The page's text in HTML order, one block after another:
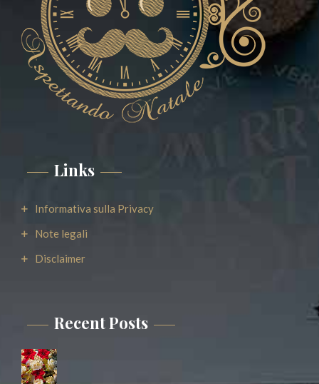
Links
Informativa sulla Privacy
Note legali
Disclaimer
Recent Posts